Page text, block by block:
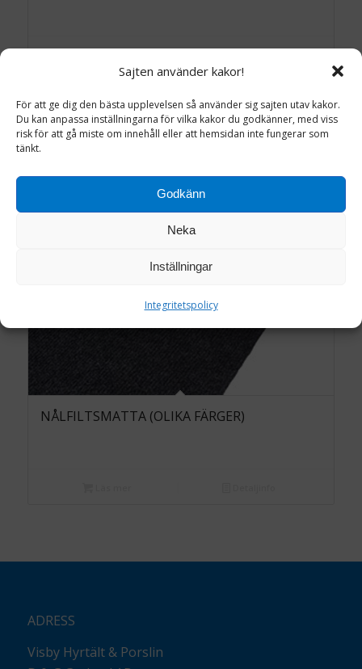
Sajten använder kakor!
För att ge dig den bästa upplevelsen så använder sig sajten utav kakor.
Du kan anpassa inställningarna för vilka kakor du godkänner, med viss
risk för att gå miste om innehåll eller att hemsidan inte fungerar som
tänkt.
Godkänn
Neka
Inställningar
Integritetspolicy
NÅLFILTSMATTA (OLIKA FÄRGER)
ADRESS
Visby Hyrtält & Porslin